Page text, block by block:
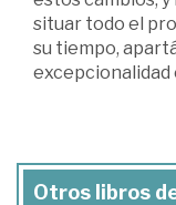
situar todo el
su tiempo,
excepcionalidad
Otros libros